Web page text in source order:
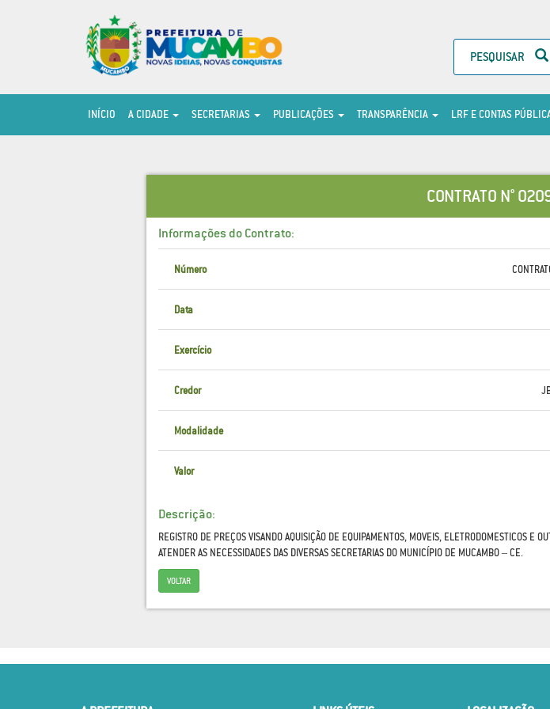
PESQUISAR
INÍCIO A CIDADE SECRETARIAS PUBLICAÇÕES TRANSPARÊNCIA LRF E CONTAS
CONTRATO N°
Informações do Contrato:
Número
Data
Exercício
Credor
Modalidade
Valor
Descrição:
REGISTRO DE PREÇOS VISANDO AQUISIÇÃO DE EQUIPAMENTOS, MOVEIS, ELETRODOMESTICOS E
ATENDER AS NECESSIDADES DAS DIVERSAS SECRETARIAS DO MUNICÍPIO DE MUCAMBO – CE.
VOLTAR